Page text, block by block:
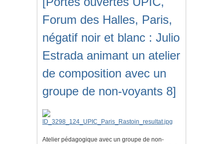
Forum des Halles, Paris,
négatif noir et blanc : Julio
Estrada animant un atelier
de composition avec un
groupe de non-voyants 8]
Atelier pédagogique avec un groupe de non-